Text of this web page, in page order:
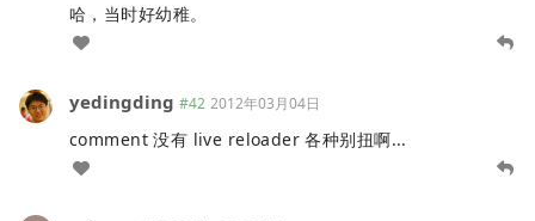
哈，当时好幼稚。
yedingding #42 2012年03月04日
comment 没有 live reloader 各种别扭啊...